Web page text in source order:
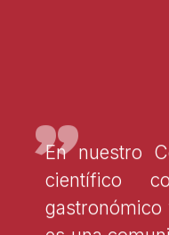
"
En nuestro
científico
gastronómico